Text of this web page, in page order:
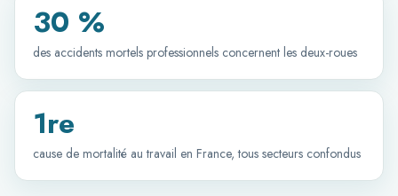
30 %
des accidents mortels professionnels concernent les deux-roues
1re
cause de mortalité au travail en France, tous secteurs confondus